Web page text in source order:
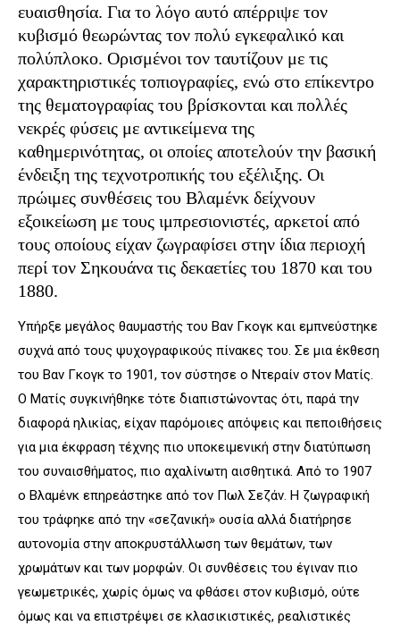
ευαισθησία. Για το λόγο αυτό απέρριψε τον
κυβισμό θεωρώντας τον πολύ εγκεφαλικό και
πολύπλοκο. Ορισμένοι τον ταυτίζουν με τις
χαρακτηριστικές τοπιογραφίες, ενώ στο επίκεντρο
της θεματογραφίας του βρίσκονται και πολλές
νεκρές φύσεις με αντικείμενα της
καθημερινότητας, οι οποίες αποτελούν την βασική
ένδειξη της τεχνοτροπικής του εξέλιξης. Οι
πρώιμες συνθέσεις του Βλαμένκ δείχνουν
εξοικείωση με τους ιμπρεσιονιστές, αρκετοί από
τους οποίους είχαν ζωγραφίσει στην ίδια περιοχή
περί τον Σηκουάνα τις δεκαετίες του 1870 και του
1880.
Υπήρξε μεγάλος θαυμαστής του Βαν Γκογκ και εμπνεύστηκε
συχνά από τους ψυχογραφικούς πίνακες του. Σε μια έκθεση
του Βαν Γκογκ το 1901, τον σύστησε ο Ντεραίν στον Ματίς.
Ο Ματίς συγκινήθηκε τότε διαπιστώνοντας ότι, παρά την
διαφορά ηλικίας, είχαν παρόμοιες απόψεις και πεποιθήσεις
για μια έκφραση τέχνης πιο υποκειμενική στην διατύπωση
του συναισθήματος, πιο αχαλίνωτη αισθητικά. Από το 1907
ο Βλαμένκ επηρεάστηκε από τον Πωλ Σεζάν. Η ζωγραφική
του τράφηκε από την «σεζανική» ουσία αλλά διατήρησε
αυτονομία στην αποκρυστάλλωση των θεμάτων, των
χρωμάτων και των μορφών. Οι συνθέσεις του έγιναν πιο
γεωμετρικές, χωρίς όμως να φθάσει στον κυβισμό, ούτε
όμως και να επιστρέψει σε κλασικιστικές, ρεαλιστικές